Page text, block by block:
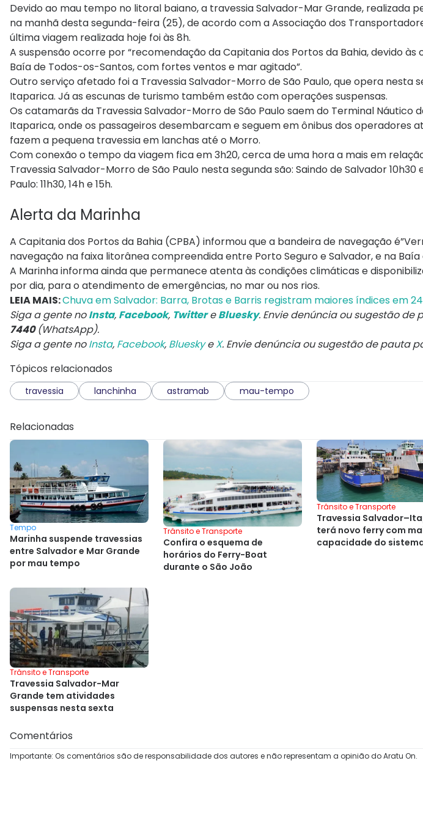
Devido ao mau tempo no litoral baiano, a travessia Salvador-Mar Grande, realizada
na manhã desta segunda-feira (25), de acordo com a Associação dos
última viagem realizada hoje foi às 8h.
A suspensão ocorre por “recomendação da Capitania dos Portos da Bahia, devido
Baía de Todos-os-Santos, com fortes ventos e mar agitado”.
Outro serviço afetado foi a Travessia Salvador-Morro de São Paulo, que opera nesta
Itaparica. Já as escunas de turismo também estão com operações suspensas.
Os catamarãs da Travessia Salvador-Morro de São Paulo saem do Terminal Náutico
Itaparica, onde os passageiros desembarcam e seguem em ônibus dos operadores
fazem a pequena travessia em lanchas até o Morro.
Com conexão o tempo da viagem fica em 3h20, cerca de uma hora a mais em
Travessia Salvador-Morro de São Paulo nesta segunda são: Saindo de Salvador 10h30
Paulo: 11h30, 14h e 15h.
Alerta da Marinha
A Capitania dos Portos da Bahia (CPBA) informou que a bandeira de navegação
navegação na faixa litorânea compreendida entre Porto Seguro e Salvador, e na Baía
A Marinha informa ainda que permanece atenta às condições climáticas e
por dia, para o atendimento de emergências, no mar ou nos rios.
LEIA MAIS:Chuva em Salvador: Barra, Brotas e Barris registram maiores índices em
Siga a gente noInsta, Facebook, TwittereBluesky. Envie denúncia ou sugestão de
7440(WhatsApp).
Siga a gente noInsta, Facebook, BlueskyeX. Envie denúncia ou sugestão de pauta
Tópicos relacionados
travessia lanchinha astramab mau-tempo
Relacionadas
Tempo
Marinha suspende travessias
entre Salvador e Mar Grande
por mau tempo
Trânsito e Transporte
Confira o esquema de
horários do Ferry-Boat
durante o São João
Trânsito e Transporte
Travessia
terá novo ferry com
capacidade do
Trânsito e Transporte
Travessia Salvador-Mar
Grande tem atividades
suspensas nesta sexta
Comentários
Importante: Os comentários são de responsabilidade dos autores e não representam a opinião do Aratu On.